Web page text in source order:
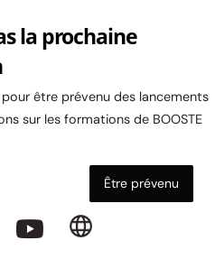
la prochaine
être prévenu des lancements
sur les formations de BOOSTE
Être prévenu